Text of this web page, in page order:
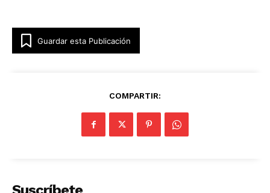
Guardar esta Publicación
COMPARTIR: